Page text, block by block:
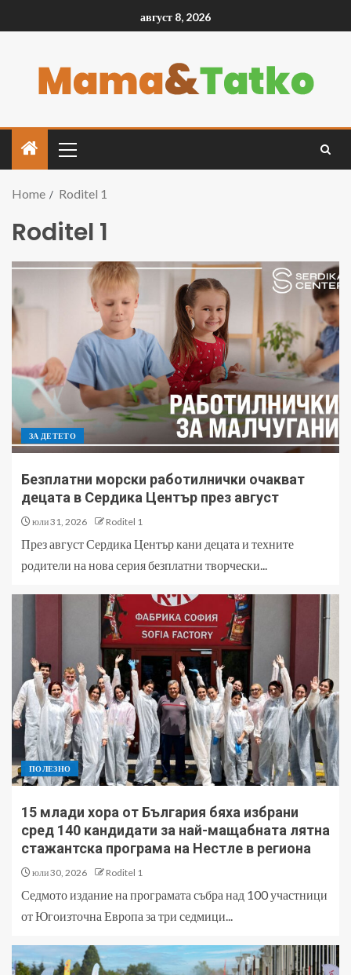
август 8, 2026
Home Roditel 1
Roditel 1
ЗА ДЕТЕТО
Безплатни морски работилнички очакват
децата в Сердика Център през август
юли 31, 2026 Roditel 1
През август Сердика Център кани децата и техните
родители на нова серия безплатни творчески...
ПОЛЕЗНО
15 млади хора от България бяха избрани
сред 140 кандидати за най-мащабната лятна
стажантска програма на Нестле в региона
юли 30, 2026 Roditel 1
Седмото издание на програмата събра над 100 участници
от Югоизточна Европа за три седмици...